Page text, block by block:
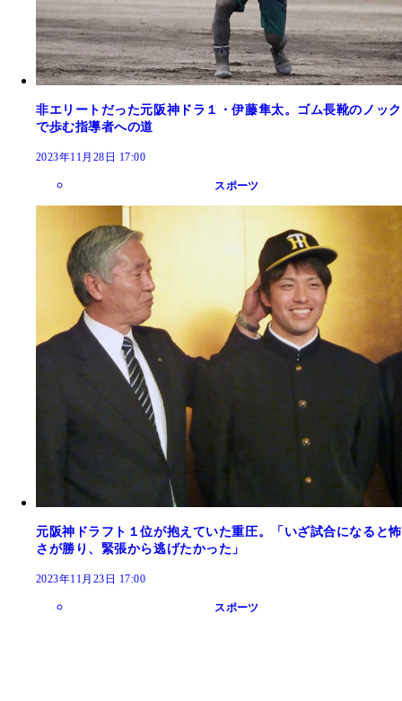
非エリートだった元阪神ドラ１・伊藤隼太。ゴム長靴のノック
で歩む指導者への道
2023年11月28日 17:00
スポーツ
元阪神ドラフト１位が抱えていた重圧。「いざ試合になると怖
さが勝り、緊張から逃げたかった」
2023年11月23日 17:00
スポーツ